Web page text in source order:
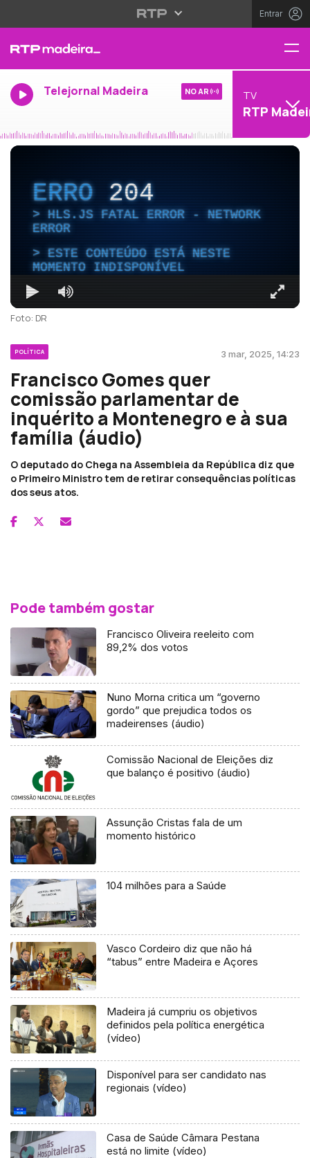
Entrar
Telejornal Madeira NO AR TV
RTP
ERRO204
HLS.JS FATAL ERROR - NETWORK
ERROR
ESTE CONTEÚDO ESTÁ NESTE
MOMENTO INDISPONÍVEL
Foto: DR
POLÍTICA 3 mar, 2025, 14:23
Francisco Gomes quer
comissão parlamentar de
inquérito a Montenegro e à sua
família (áudio)
O deputado do Chega na Assembleia da República diz que
o Primeiro Ministro tem de retirar consequências políticas
dos seus atos.
Pode também gostar
Francisco Oliveira reeleito com
89,2% dos votos
Nuno Morna critica um “governo
gordo” que prejudica todos os
madeirenses (áudio)
Comissão Nacional de Eleições diz
que balanço é positivo (áudio)
Assunção Cristas fala de um
momento histórico
104 milhões para a Saúde
Vasco Cordeiro diz que não há
“tabus” entre Madeira e Açores
Madeira já cumpriu os objetivos
definidos pela política energética
(vídeo)
Disponível para ser candidato nas
regionais (vídeo)
Casa de Saúde Câmara Pestana
está no limite (vídeo)